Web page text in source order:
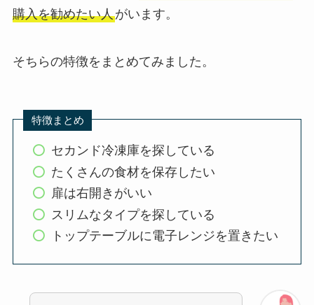
購入を勧めたい人がいます。
そちらの特徴をまとめてみました。
特徴まとめ
セカンド冷凍庫を探している
たくさんの食材を保存したい
扉は右開きがいい
スリムなタイプを探している
トップテーブルに電子レンジを置きたい